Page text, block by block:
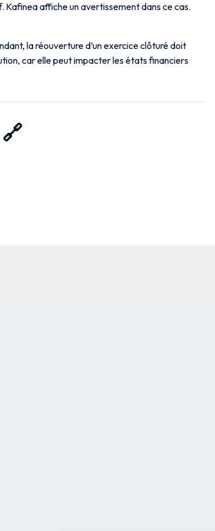
affiche un avertissement dans ce cas.
la réouverture d’un exercice clôturé doit
car elle peut impacter les états financiers